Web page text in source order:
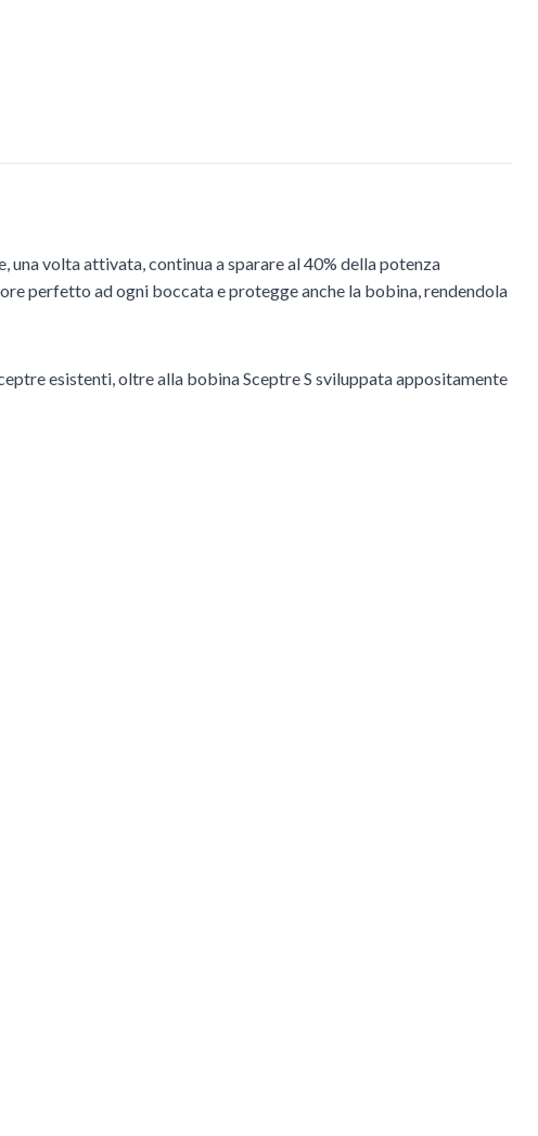
una volta attivata, continua a sparare al 40% della potenza
perfetto ad ogni boccata e protegge anche la bobina, rendendola
esistenti, oltre alla bobina Sceptre S sviluppata appositamente
navigazione usando i link di salto.